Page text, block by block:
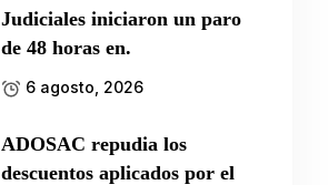
Judiciales iniciaron un paro
de 48 horas en.
6 agosto, 2026
ADOSAC repudia los
descuentos aplicados por el